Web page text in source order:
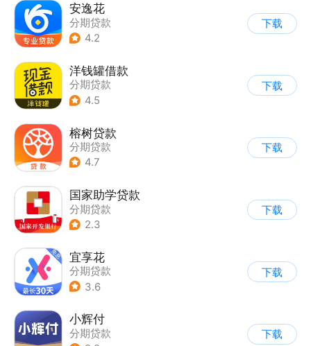
安逸花
分期贷款
4.2
下载
洋钱罐借款
分期贷款
4.5
下载
榕树贷款
分期贷款
4.7
下载
国家助学贷款
分期贷款
2.3
下载
宜享花
分期贷款
3.6
下载
小辉付
分期贷款
下载